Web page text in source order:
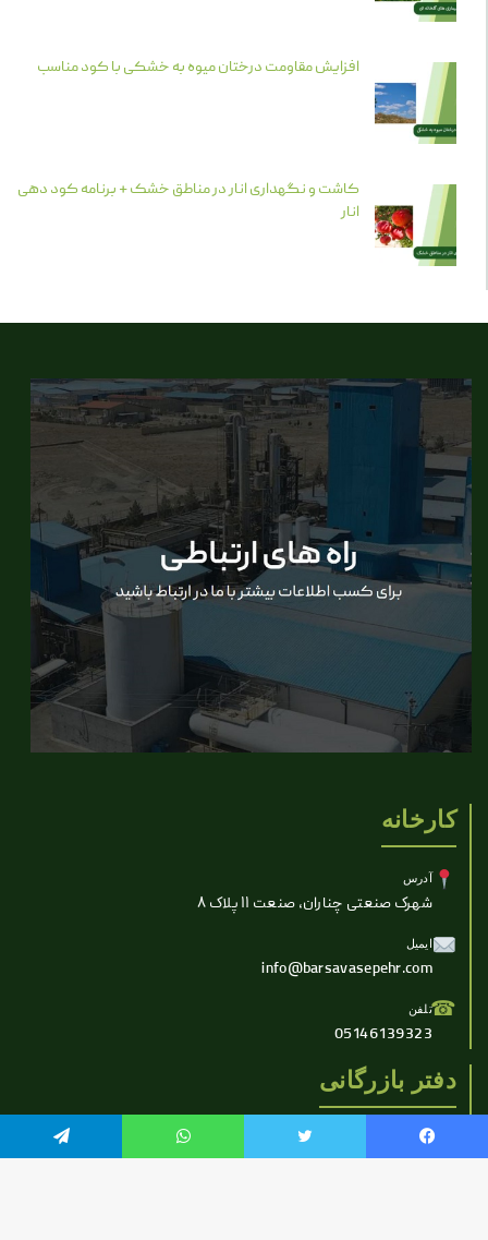
افزایش مقاومت درختان میوه به خشکی با کود مناسب
کاشت و نگهداری انار در مناطق خشک + برنامه کود دهی
انار
کارخانه
آدرس
شهرک صنعتی چناران، صنعت ۱۱ پلاک ۸
ایمیل
info@barsavasepehr.com
☎تلفن
05146139323
دفتر بازرگانی
آدرس
مشهد، فلسطین ۸ پلاک ۸ فیس بوک توییتر واتس آپ تلگرام